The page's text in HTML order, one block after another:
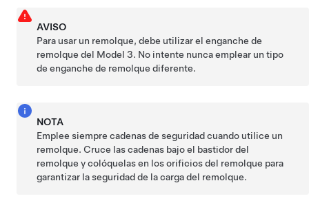
AVISO
Para usar un remolque, debe utilizar el enganche de
remolque del Model 3. No intente nunca emplear un tipo
de enganche de remolque diferente.
NOTA
Emplee siempre cadenas de seguridad cuando utilice un
remolque. Cruce las cadenas bajo el bastidor del
remolque y colóquelas en los orificios del remolque para
garantizar la seguridad de la carga del remolque.